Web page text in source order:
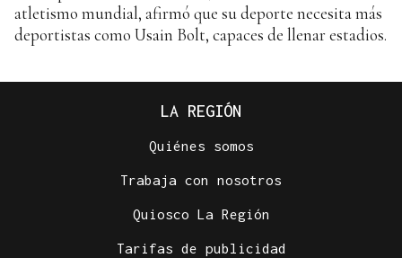
atletismo mundial, afirmó que su deporte necesita más
deportistas como Usain Bolt, capaces de llenar estadios.
LA REGIÓN
Quiénes somos
Trabaja con nosotros
Quiosco La Región
Tarifas de publicidad